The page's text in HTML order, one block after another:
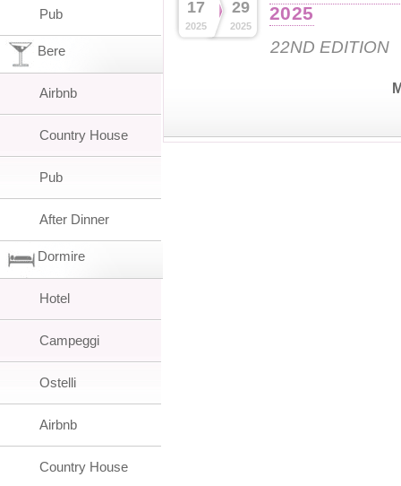
17
2025
29
2025
2025
22ND EDITION
Pub
Bere
Airbnb
Country House
Pub
After Dinner
Dormire
Hotel
Campeggi
Ostelli
Airbnb
Country House